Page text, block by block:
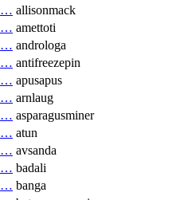
… allisonmack
… amettoti
… androloga
… antifreezepin
… apusapus
… arnlaug
… asparagusminer
… atun
… avsanda
… badali
… banga